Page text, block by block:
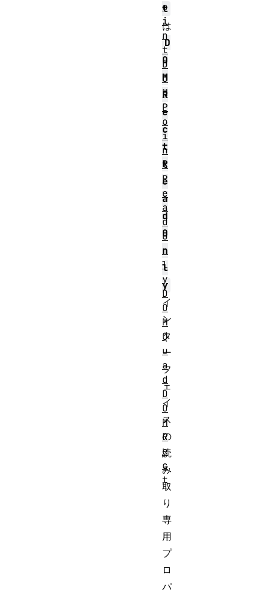
t
は
D
O
M
R
e
c
t
R
e
a
d
O
n
l
y
イ
ン
タ
ー
フ
ェ
イ
ス
の
読
み
取
り
専
用
プ
ロ
パ
o
i
n
t
D
O
M
P
o
i
n
t
R
e
a
d
O
n
l
y
D
O
M
Q
u
a
d
D
O
M
R
e
c
t